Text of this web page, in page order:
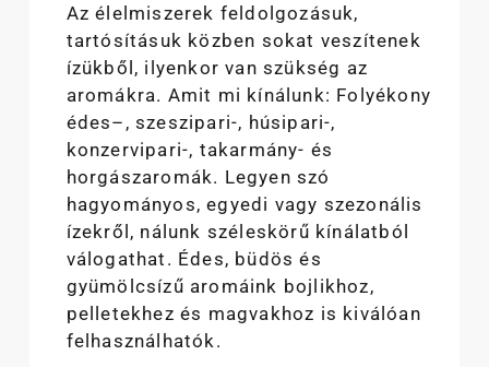
Az élelmiszerek feldolgozásuk,
tartósításuk közben sokat veszítenek
ízükből, ilyenkor van szükség az
aromákra. Amit mi kínálunk: Folyékony
édes–, szeszipari-, húsipari-,
konzervipari-, takarmány- és
horgászaromák. Legyen szó
hagyományos, egyedi vagy szezonális
ízekről, nálunk széleskörű kínálatból
válogathat. Édes, büdös és
gyümölcsízű aromáink bojlikhoz,
pelletekhez és magvakhoz is kiválóan
felhasználhatók.